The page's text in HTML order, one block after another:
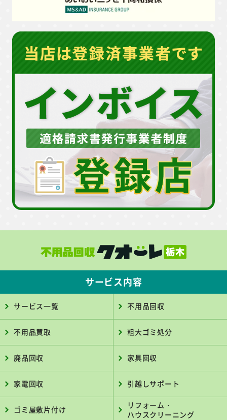
サービス内容
サービス一覧 不用品回収
不用品買取 粗大ゴミ処分
廃品回収 家具回収
家電回収 引越しサポート
ゴミ屋敷片付け
リフォーム・
ハウスクリーニング